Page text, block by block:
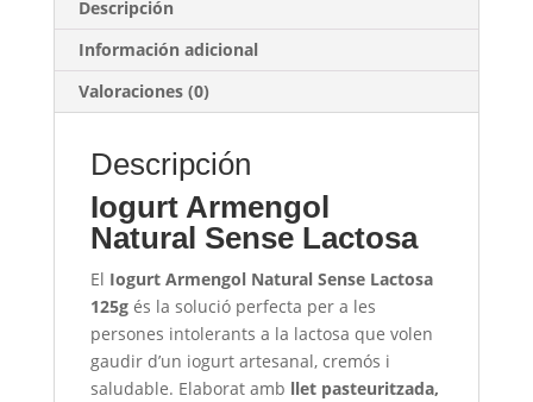
Descripción
Información adicional
Valoraciones (0)
Descripción
Iogurt Armengol
Natural Sense Lactosa
El Iogurt Armengol Natural Sense Lactosa
125gés la solució perfecta per a les
persones intolerants a la lactosa que volen
gaudir d’un iogurt artesanal, cremós i
saludable. Elaborat amb llet pasteuritzada,